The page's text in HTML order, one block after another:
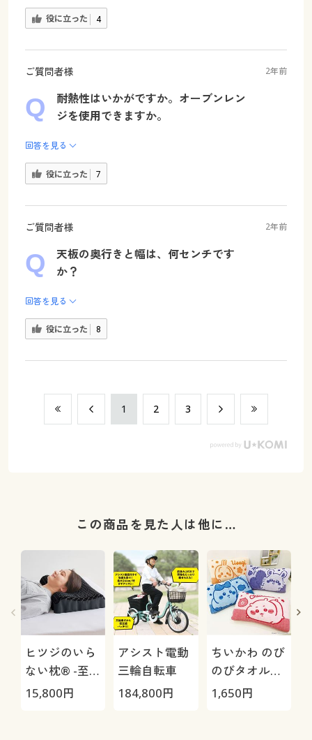
役に立った 4
ご質問者様 2年前
耐熱性はいかがですか。オーブンレン
ジを使用できますか。
回答を見る
役に立った 7
ご質問者様 2年前
天板の奥行きと幅は、何センチです
か？
回答を見る
役に立った 8
​1 ​2 ​3
この商品を見た人は他に…
ヒツジのいら
ない枕® -至
極-
15,800円
アシスト電動
三輪自転車
184,800円
ちいかわ のび
のびタオル地
枕カバー
1,650円